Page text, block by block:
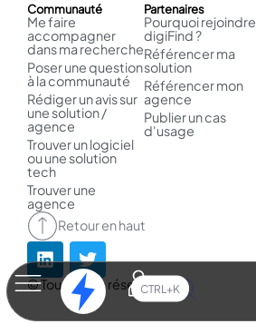
CTRL+K
Communauté
Me faire
accompagner
dans ma recherche
Poser une question
à la communauté
Rédiger un avis sur
une solution /
agence
Trouver un logiciel
ou une solution
tech
Trouver une
agence
Partenaires
Pourquoi rejoindre
digiFind ?
Référencer ma
solution
Référencer mon
agence
Publier un cas
d'usage
Retour en haut
© Tous droits réservés.